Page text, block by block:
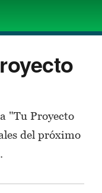
"Tu Proyecto
del próximo